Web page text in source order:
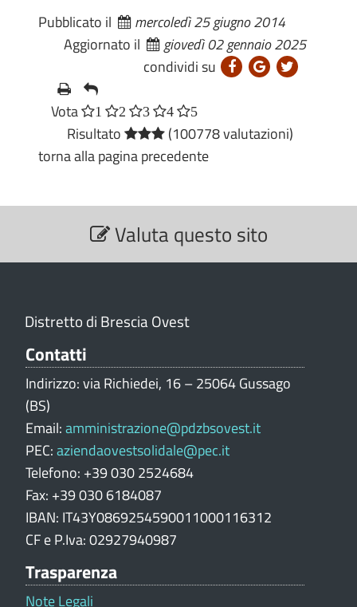
Pubblicato il
mercoledì 25 giugno 2014
Aggiornato il
giovedì 02 gennaio 2025
condividi su
Vota 1 2 3 4 5
Risultato
(100778 valutazioni)
torna alla pagina precedente
S
Valuta questo sito
Distretto di Brescia Ovest
Contatti
Indirizzo: via Richiedei, 16 – 25064 Gussago
(BS)
Email:amministrazione@pdzbsovest.it
PEC:aziendaovestsolidale@pec.it
Telefono: +39 030 2524684
Fax: +39 030 6184087
IBAN: IT43Y0869254590011000116312
CF e P.Iva: 02927940987
Trasparenza
Note Legali